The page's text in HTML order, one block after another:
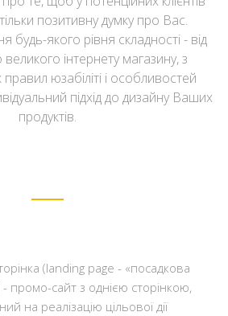
позитивну думку про Вас.
будь-якого рівня складності - від
великого інтернету магазину, з
юзабіліті і особливостей
підхід до дизайну Ваших
продуктів.
(landing page - «посадкова
- промо-сайт з однією сторінкою,
на реалізацію цільової дії